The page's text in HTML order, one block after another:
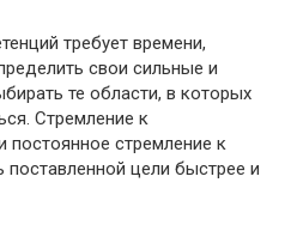
требует времени,
свои сильные и
те области, в которых
Стремление к
стремление к
цели быстрее и